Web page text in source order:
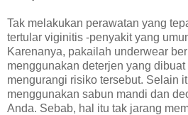
Tak melakukan perawatan yang
tertular viginitis -penyakit yang
Karenanya, pakailah underwear
menggunakan deterjen yang
mengurangi risiko tersebut. Selain
menggunakan sabun mandi dan
Anda. Sebab, hal itu tak jarang